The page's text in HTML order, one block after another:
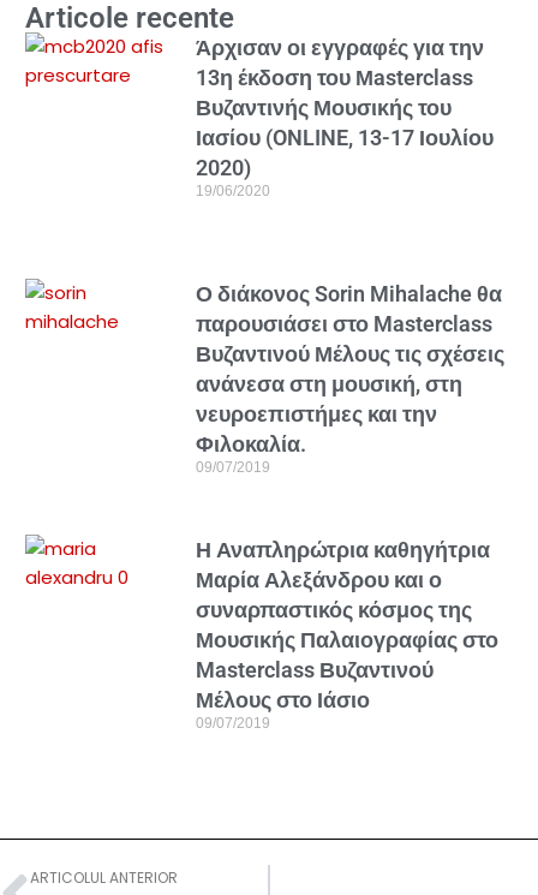
Articole recente
Άρχισαν οι εγγραφές για την
13η έκδοση του Μasterclass
Βυζαντινής Μουσικής του
Ιασίου (ONLINE, 13-17 Ιουλίου
2020)
19/06/2020
Ο διάκονος Sorin Mihalache θα
παρουσιάσει στο Masterclass
Βυζαντινού Μέλους τις σχέσεις
ανάνεσα στη μουσική, στη
νευροεπιστήμες και την
Φιλοκαλία.
09/07/2019
Η Αναπληρώτρια καθηγήτρια
Μαρία Αλεξάνδρου και ο
συναρπαστικός κόσμος της
Μουσικής Παλαιογραφίας στο
Masterclass Βυζαντινού
Μέλους στο Ιάσιο
09/07/2019
ARTICOLUL ANTERIOR